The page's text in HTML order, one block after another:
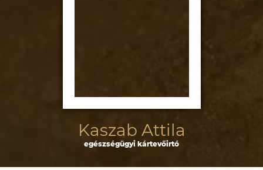
Kaszab Attila
egészségügyi kártevőirtó